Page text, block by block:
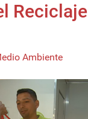
Reciclaje
Ambiente